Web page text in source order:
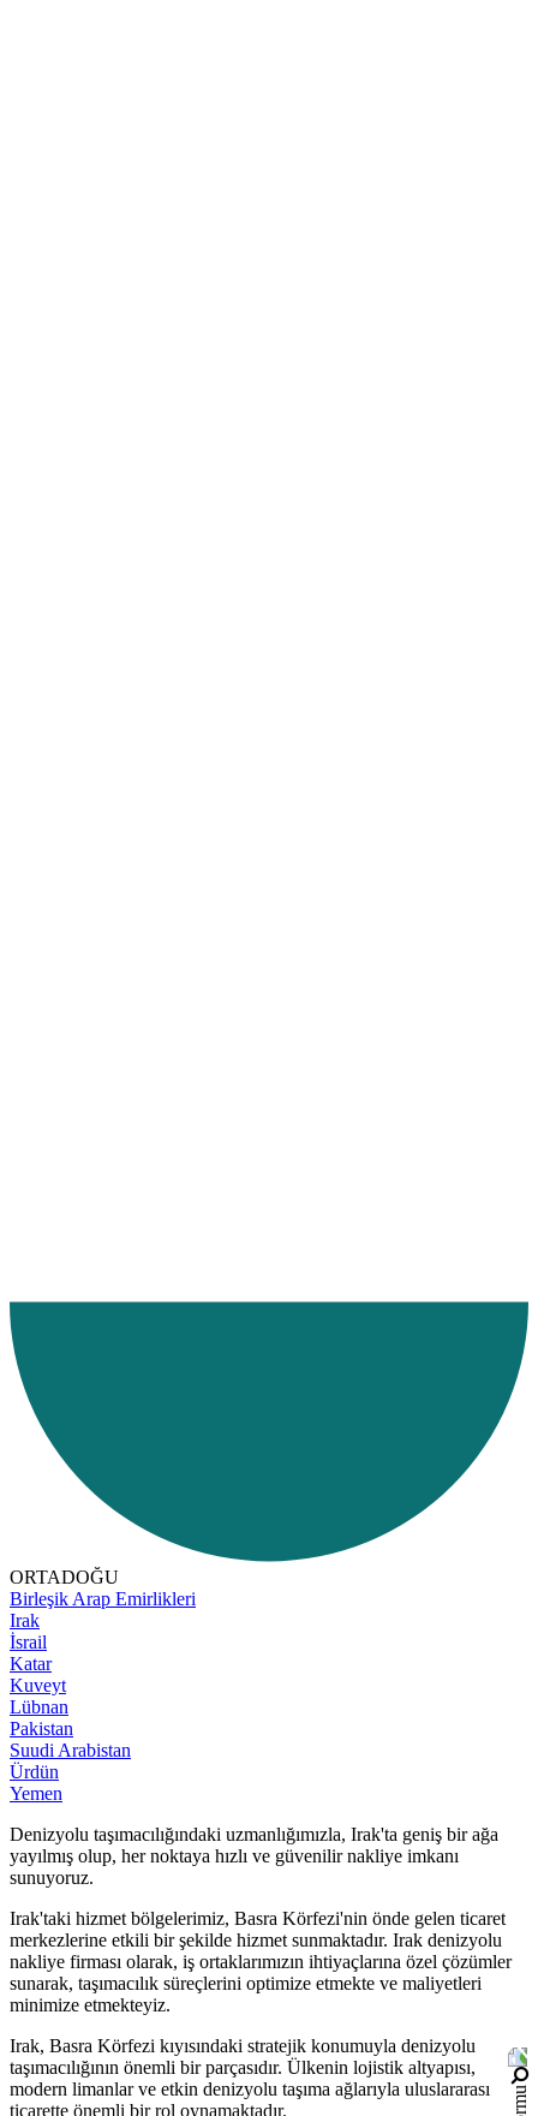
Ana Sayfa
Hizmetlerimiz
Hizmet Bölgelerimiz
Denizyolu
ORTADOĞU
ORTADOĞU
Birleşik Arap Emirlikleri
Irak
İsrail
Katar
Kuveyt
Lübnan
Pakistan
Suudi Arabistan
Ürdün
Yemen
Denizyolu taşımacılığındaki uzmanlığımızla, Irak'ta geniş bir ağa
yayılmış olup, her noktaya hızlı ve güvenilir nakliye imkanı
sunuyoruz.
Irak'taki hizmet bölgelerimiz, Basra Körfezi'nin önde gelen ticaret
merkezlerine etkili bir şekilde hizmet sunmaktadır. Irak denizyolu
nakliye firması olarak, iş ortaklarımızın ihtiyaçlarına özel çözümler
sunarak, taşımacılık süreçlerini optimize etmekte ve maliyetleri
minimize etmekteyiz.
Irak, Basra Körfezi kıyısındaki stratejik konumuyla denizyolu
taşımacılığının önemli bir parçasıdır. Ülkenin lojistik altyapısı,
modern limanlar ve etkin denizyolu taşıma ağlarıyla uluslararası
ticarette önemli bir rol oynamaktadır.